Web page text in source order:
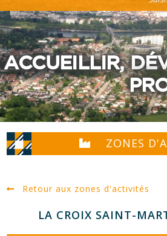
ACCUEILLIR,
ZONES
Retour aux zones d'activités
LA CROIX SAINT-